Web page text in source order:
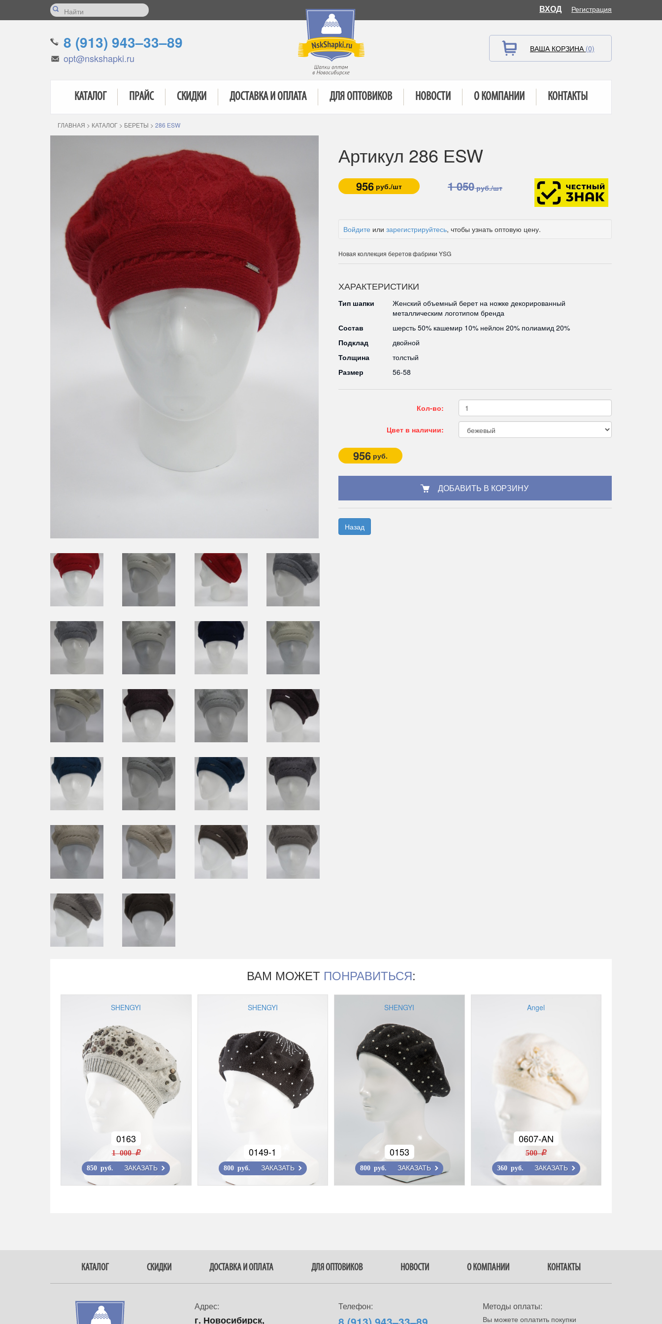
ВХОД Регистрация
8 (913) 943–33–89
opt@nskshapki.ru
ВАША КОРЗИНА (0)
КАТАЛОГ ПРАЙС СКИДКИ ДОСТАВКА И ОПЛАТА ДЛЯ ОПТОВИКОВ НОВОСТИ О КОМПАНИИ КОНТАКТЫ
ГЛАВНАЯ > КАТАЛОГ > БЕРЕТЫ > 286 ЕSW
Артикул 286 ЕSW
956 руб./шт 1 050руб./шт
Войдите или зарегистрируйтесь, чтобы узнать оптовую цену.
Новая коллекция беретов фабрики YSG
ХАРАКТЕРИСТИКИ
Тип шапки
Женский объемный берет на ножке декорированный
металлическим логотипом бренда
Состав
шерсть 50% кашемир 10% нейлон 20% полиамид 20%
Подклад
двойной
Толщина
толстый
Размер
56-58
Кол-во:
Цвет в наличии:
956 руб.
Назад
ВАМ МОЖЕТ ПОНРАВИТЬСЯ:
SHENGYI
0163
1 000 r
850 руб. ЗАКАЗАТЬ
SHENGYI
0149-1
800 руб. ЗАКАЗАТЬ
SHENGYI
0153
800 руб. ЗАКАЗАТЬ
Angel
0607-AN
500 r
360 руб. ЗАКАЗАТЬ
КАТАЛОГ СКИДКИ ДОСТАВКА И ОПЛАТА ДЛЯ ОПТОВИКОВ НОВОСТИ О КОМПАНИИ КОНТАКТЫ
Адрес:
г. Новосибирск,
Телефон: Методы оплаты:
Вы можете оплатить покупки